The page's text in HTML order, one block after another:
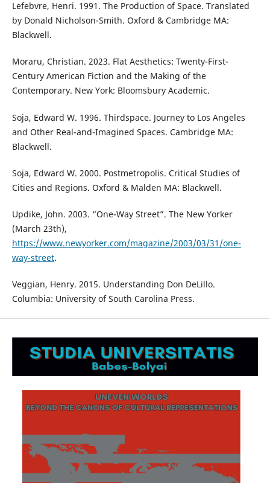
Lefebvre, Henri. 1991. The Production of Space. Translated
by Donald Nicholson-Smith. Oxford & Cambridge MA:
Blackwell.
Moraru, Christian. 2023. Flat Aesthetics: Twenty-First-
Century American Fiction and the Making of the
Contemporary. New York: Bloomsbury Academic.
Soja, Edward W. 1996. Thirdspace. Journey to Los Angeles
and Other Real-and-Imagined Spaces. Cambridge MA:
Blackwell.
Soja, Edward W. 2000. Postmetropolis. Critical Studies of
Cities and Regions. Oxford & Malden MA: Blackwell.
Updike, John. 2003. “One-Way Street”. The New Yorker
(March 23th),
https://www.newyorker.com/magazine/2003/03/31/one-
way-street.
Veggian, Henry. 2015. Understanding Don DeLillo.
Columbia: University of South Carolina Press.